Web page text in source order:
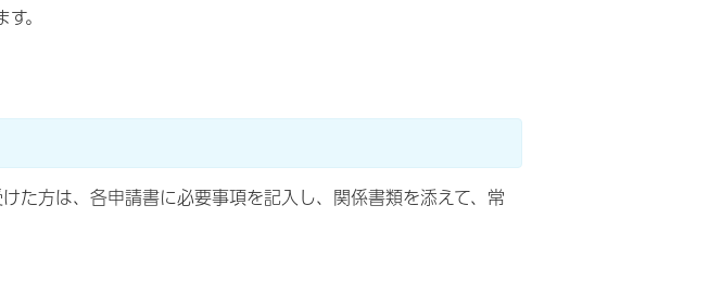
。
た方は、各申請書に必要事項を記入し、関係書類を添えて、常